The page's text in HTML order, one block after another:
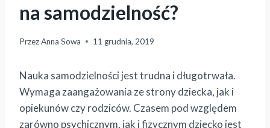
na samodzielność?
PrzezAnna Sowa 11 grudnia, 2019
Nauka samodzielności jest trudna i długotrwała.
Wymaga zaangażowania ze strony dziecka, jak i
opiekunów czy rodziców. Czasem pod względem
zarówno psychicznym, jak i fizycznym dziecko jest